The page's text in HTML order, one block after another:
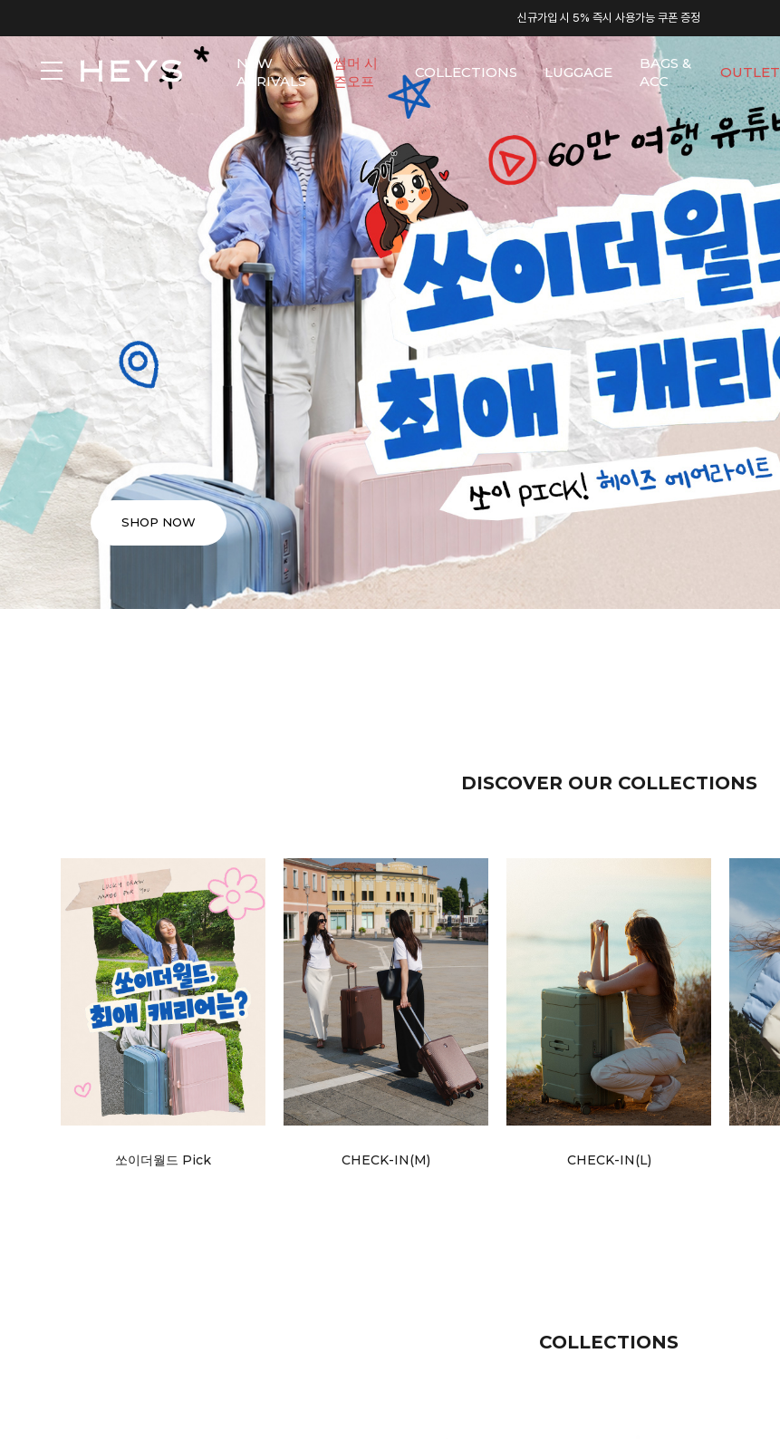
신규가입 시 5% 즉시 사용가능 쿠폰 증정
NEW
ARRIVALS
썸머 시
즌오프
COLLECTIONS LUGGAGE
BAGS &
ACC
OUTLET
SHOP NOW
DISCOVER OUR COLLECTIONS
쏘이더월드 Pick CHECK-IN(M) CHECK-IN(L)
COLLECTIONS